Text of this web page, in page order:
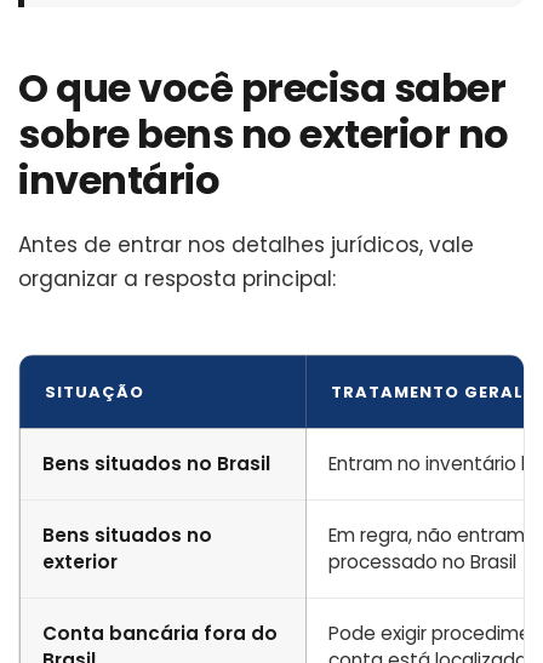
O que você precisa saber
sobre bens no exterior no
inventário
Antes de entrar nos detalhes jurídicos, vale
organizar a resposta principal:
SITUAÇÃO TRATAMENTO GERAL
Bens situados no Brasil Entram no inventário
Bens situados no
exterior
Em regra, não entram
processado no Brasil
Conta bancária fora do
Pode exigir